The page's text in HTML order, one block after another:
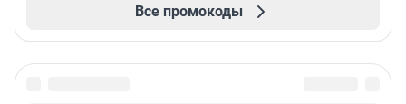
Все промокоды